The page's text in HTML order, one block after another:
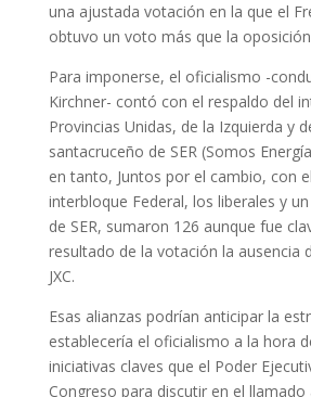
una ajustada votación en la que el
obtuvo un voto más que la
Para imponerse, el oficialismo -
Kirchner- contó con el respaldo del
Provincias Unidas, de la Izquierda y
santacruceño de SER (Somos
en tanto, Juntos por el cambio, con
interbloque Federal, los liberales y
de SER, sumaron 126 aunque fue
resultado de la votación la ausencia
JXC.
Esas alianzas podrían anticipar la
establecería el oficialismo a la hora
iniciativas claves que el Poder
Congreso para discutir en el